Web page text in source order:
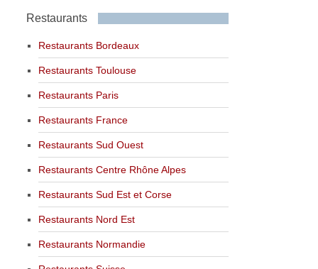
Restaurants
Restaurants Bordeaux
Restaurants Toulouse
Restaurants Paris
Restaurants France
Restaurants Sud Ouest
Restaurants Centre Rhône Alpes
Restaurants Sud Est et Corse
Restaurants Nord Est
Restaurants Normandie